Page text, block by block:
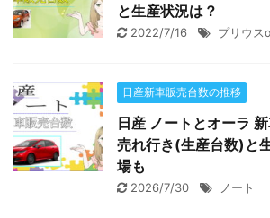
と生産状況は？
2022/7/16 プリウス
日産新車販売台数の推移
日産 ノートとオーラ
売れ行き(生産台数)と
場も
2026/7/30 ノート